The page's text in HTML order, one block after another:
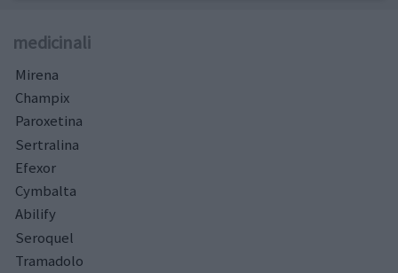
medicinali
Mirena
Champix
Paroxetina
Sertralina
Efexor
Cymbalta
Abilify
Seroquel
Tramadolo